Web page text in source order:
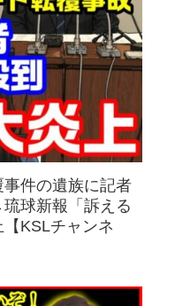
事件の遺族に記者
球新報「訴える
KSLチャンネ